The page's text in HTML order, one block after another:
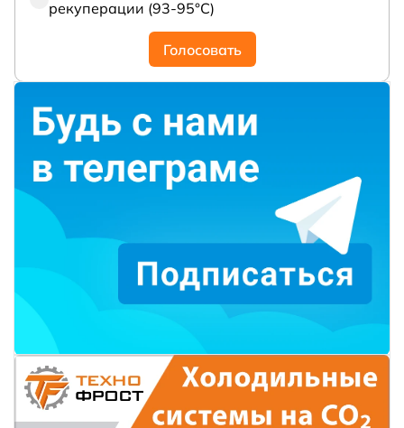
рекуперации (93-95°С)
Голосовать